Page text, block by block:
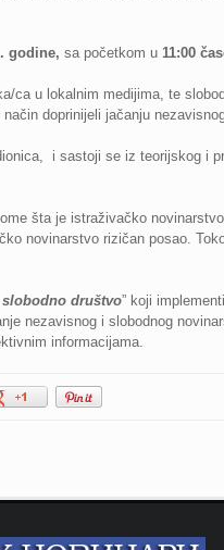
godine, sa početkom u 11:00
ca u lokalnim medijima, te
doprinijeli jačanju
i sastoji se iz teorijskog i
šta je istraživačko
novinarstvo rizičan posao.
društvo” koji
nezavisnog i slobodnog
informacijama.